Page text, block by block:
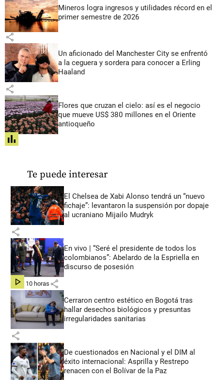
Mineros logra ingresos y utilidades récord en el
primer semestre de 2026
share
Un aficionado del Manchester City se enfrentó
a la ceguera y sordera para conocer a Erling
Haaland
share
Flores que cruzan el cielo: así es el negocio
que mueve US$ 380 millones en el Oriente
antioqueño
share
Te puede interesar
El Chelsea de Xabi Alonso tendrá un “nuevo
fichaje”: levantaron la suspensión por dopaje
al ucraniano Mijailo Mudryk
share
En vivo | “Seré el presidente de todos los
colombianos”: Abelardo de la Espriella en
discurso de posesión
hace 10 horas share
Cerraron centro estético en Bogotá tras
hallar desechos biológicos y presuntas
irregularidades sanitarias
share
De cuestionados en Nacional y el DIM al
éxito internacional: Asprilla y Restrepo
renacen con el Bolívar de la Paz